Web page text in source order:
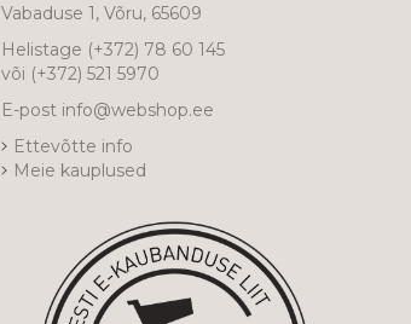
Vabaduse 1, Võru, 65609
Helistage (+372) 78 60 145
või (+372) 521 5970
E-post info@webshop.ee
Ettevõtte info
Meie kauplused